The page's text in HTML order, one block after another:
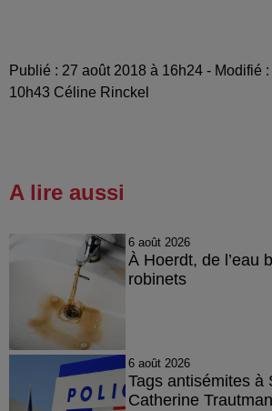
Publié : 27 août 2018 à 16h24 - Modifié
10h43 Céline Rinckel
A lire aussi
6 août 2026
À Hoerdt, de l’eau
robinets
6 août 2026
Tags antisémites à
Catherine